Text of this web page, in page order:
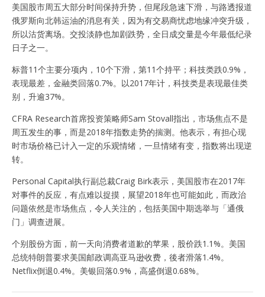
美国股市周五大部分时间保持升势，但尾段急速下滑，与路透报道
俄罗斯向北韩运油的消息有关，因为有交易商忧虑地缘冲突升级，
所以沽货离场。交投淡静也加剧跌势，全日成交量是今年最低纪录
日子之一。
标普11个主要分项内，10个下滑，第11个持平；科技类跌0.9%，
表现最差，金融类回落0.7%。以2017年计，科技类是表现最佳类
别，升逾37%。
CFRA Research首席投资策略师Sam Stovall指出，市场焦点不是
周五发生的事，而是2018年指数走势的揣测。他表示，有担心现
时市场价格已计入一定的乐观情绪，一旦情绪有变，指数将出现逆
转。
Personal Capital执行副总裁Craig Birk表示，美国股市在2017年
对事件的反应，有点难以捉摸，展望2018年也可能如此，而政治
问题依然是市场焦点，令人关注的，包括美国中期选举与「通俄
门」调查进展。
个别股份方面，前一天向消费者道歉的苹果，股价跌1.1%。美国
总统特朗普要求美国邮政调高亚马逊收费，後者滑落1.4%。
Netflix倒退0.4%。美银回落0.9%，高盛倒退0.68%。